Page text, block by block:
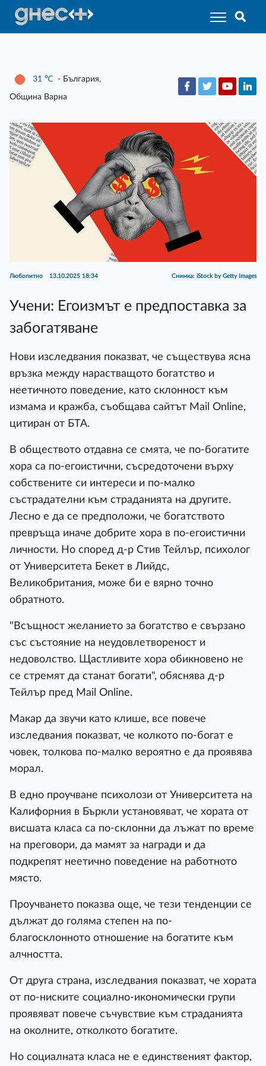
31 ℃ - България,
Община Варна
Любопитно 13.10.2025 18:34 Снимка: iStock by Getty Images
Учени: Егоизмът e предпоставка за
забогатяване
Нови изследвания показват, че съществува ясна
връзка между нарастващото богатство и
неетичното поведение, като склонност към
измама и кражба, съобщава сайтът Mail Online,
цитиран от БТА.
В обществото отдавна се смята, че по-богатите
хора са по-егоистични, съсредоточени върху
собствените си интереси и по-малко
състрадателни към страданията на другите.
Лесно е да се предположи, че богатството
превръща иначе добрите хора в по-егоистични
личности. Но според д-р Стив Тейлър, психолог
от Университета Бекет в Лийдс,
Великобритания, може би е вярно точно
обратното.
"Всъщност желанието за богатство е свързано
със състояние на неудовлетвореност и
недоволство. Щастливите хора обикновено не
се стремят да станат богати", обяснява д-р
Тейлър пред Mail Online.
Макар да звучи като клише, все повече
изследвания показват, че колкото по-богат е
човек, толкова по-малко вероятно е да проявява
морал.
В едно проучване психолози от Университета на
Калифорния в Бъркли установяват, че хората от
висшата класа са по-склонни да лъжат по време
на преговори, да мамят за награди и да
подкрепят неетично поведение на работното
място.
Проучването показва още, че тези тенденции се
дължат до голяма степен на по-
благосклонното отношение на богатите към
алчността.
От друга страна, изследвания показват, че хората
от по-ниските социално-икономически групи
проявяват повече съчувствие към страданията
на околните, отколкото богатите.
Но социалната класа не е единственият фактор,